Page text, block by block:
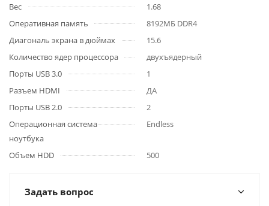
Вес
1.68
Оперативная память
8192МБ DDR4
Диагональ экрана в дюймах
15.6
Количество ядер процессора
двухъядерный
Порты USB 3.0
1
Разъем HDMI
ДА
Порты USB 2.0
2
Операционная система
ноутбука
Endless
Объем HDD 500
Задать вопрос